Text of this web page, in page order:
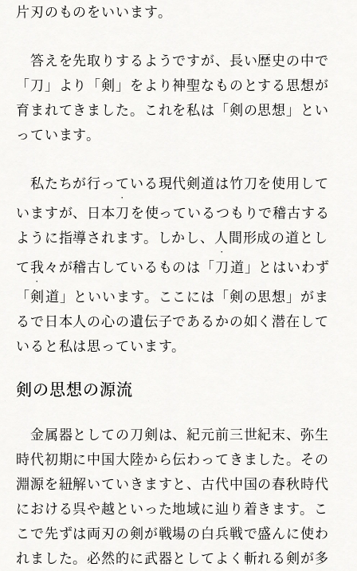
片刃のものをいいます。
答えを先取りするようですが、長い歴史の中で
「刀」より「剣」をより神聖なものとする思想が
育まれてきました。これを私は「剣の思想」とい
っています。
私たちが行っている現代剣道は竹刀を使用して
いますが、日本刀
・
を使っているつもりで稽古する
ように指導されます。しかし、人間形成の道とし
て我々が稽古しているものは「刀
・
道」とはいわず
「剣
・
道」といいます。ここには「剣の思想」がま
るで日本人の心の遺伝子であるかの如く潜在して
いると私は思っています。
剣の思想の源流
金属器としての刀剣は、紀元前三世紀末、弥生
時代初期に中国大陸から伝わってきました。その
淵源を紐解いていきますと、古代中国の春秋時代
における呉や越といった地域に辿り着きます。こ
こで先ずは両刃の剣が戦場の白兵戦で盛んに使わ
れました。必然的に武器としてよく斬れる剣が多